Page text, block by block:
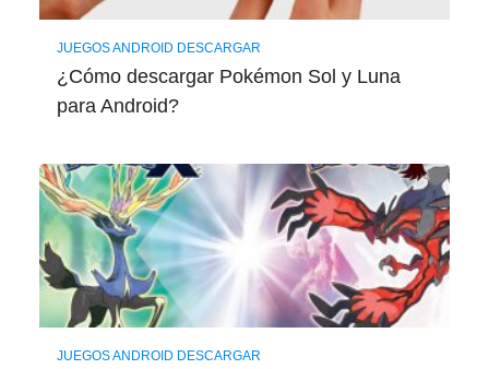
JUEGOS ANDROID DESCARGAR
¿Cómo descargar Pokémon Sol y Luna
para Android?
JUEGOS ANDROID DESCARGAR